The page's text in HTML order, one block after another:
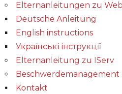
Elternanleitungen zu
Deutsche Anleitung
English instructions
Українські інструкції
Elternanleitung zu IServ
Beschwerdemanagement
Kontakt